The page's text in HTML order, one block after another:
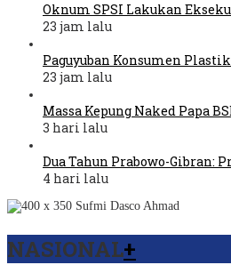
Oknum SPSI Lakukan
23 jam lalu
Paguyuban Konsumen
23 jam lalu
Massa Kepung Naked Papa
3 hari lalu
Dua Tahun Prabowo-Gibran:
4 hari lalu
NASIONAL+